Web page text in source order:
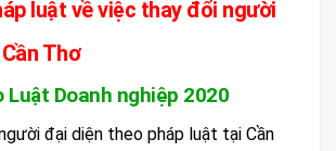
luật về việc thay đổi người
Thơ
Luật Doanh nghiệp 2020
đại diện theo pháp luật tại Cần